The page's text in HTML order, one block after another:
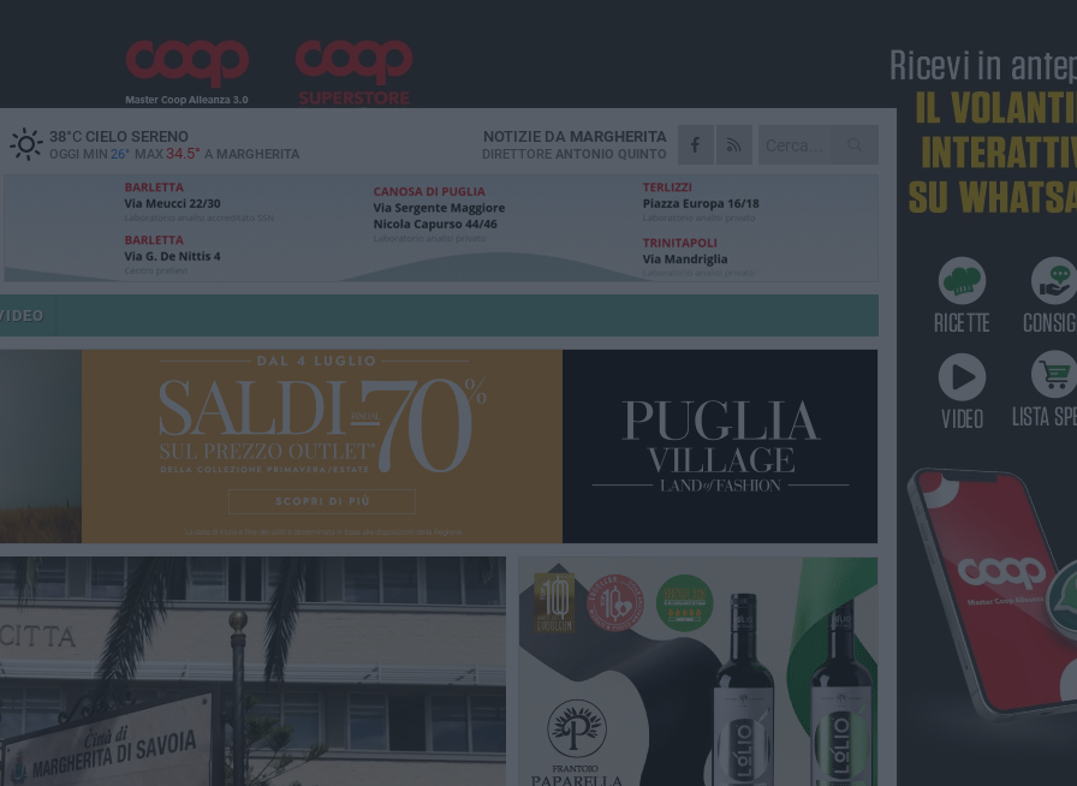
38°CCIELO SERENO
OGGI MIN 26° MAX 34.5° A MARGHERITA
NOTIZIE DA MARGHERITA
DIRETTORE ANTONIO QUINTO